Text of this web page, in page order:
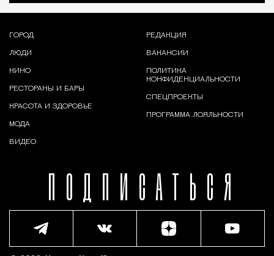
ПОДПИСАТЬСЯ
ГОРОД
ЛЮДИ
КИНО
РЕСТОРАНЫ И БАРЫ
КРАСОТА И ЗДОРОВЬЕ
МОДА
ВИДЕО
РЕДАКЦИЯ
ВАКАНСИИ
ПОЛИТИКА
КОНФИДЕНЦИАЛЬНОСТИ
СПЕЦПРОЕКТЫ
ПРОГРАММА ЛОЯЛЬНОСТИ